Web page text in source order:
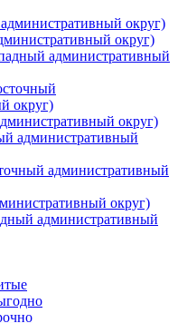
округ)
округ)
административный
округ)
округ)
административный
административный
округ)
административный